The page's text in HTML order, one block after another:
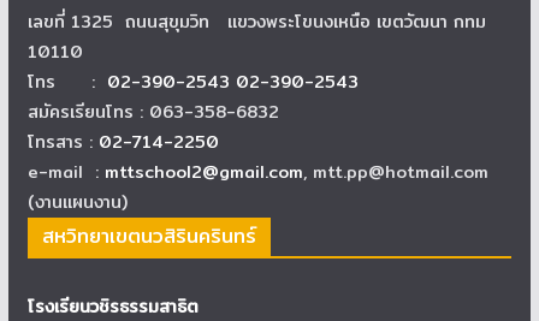
เลขที่ 1325 ถนนสุขุมวิท แขวงพระโขนงเหนือ เขตวัฒนา กทม
10110
โทร : 02-390-2543 02-390-2543
สมัครเรียนโทร : 063-358-6832
โทรสาร : 02-714-2250
e-mail : mttschool2@gmail.com, mtt.pp@hotmail.com
(งานแผนงาน)
สหวิทยาเขตนวสิรินครินทร์
โรงเรียนวชิรธรรมสาธิต